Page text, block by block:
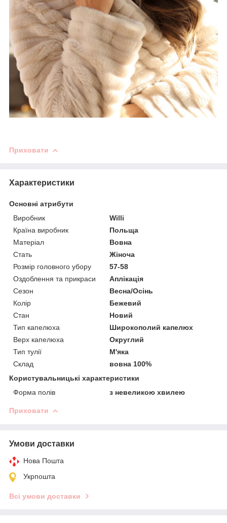
Приховати
Характеристики
Основні атрибути
Виробник
Willi
Країна виробник
Польща
Матеріал
Вовна
Стать
Жіноча
Розмір головного убору
57-58
Оздоблення та прикраси
Аплікація
Сезон
Весна/Осінь
Колір
Бежевий
Стан
Новий
Тип капелюха
Широкополий капелюх
Верх капелюха
Округлий
Тип тулії
М'яка
Склад
вовна 100%
Користувальницькі характеристики
Форма полів
з невеликою хвилею
Приховати
Умови доставки
Нова Пошта
Укрпошта
Всі умови доставки